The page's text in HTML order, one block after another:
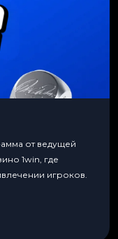
от ведущей
1win, где
игроков.